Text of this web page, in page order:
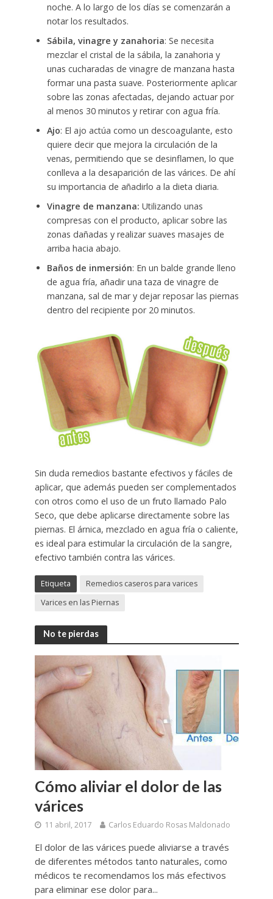
noche. A lo largo de los días se comenzarán a
notar los resultados.
Sábila, vinagre y zanahoria: Se necesita
mezclar el cristal de la sábila, la zanahoria y
unas cucharadas de vinagre de manzana hasta
formar una pasta suave. Posteriormente aplicar
sobre las zonas afectadas, dejando actuar por
al menos 30 minutos y retirar con agua fría.
Ajo: El ajo actúa como un descoagulante, esto
quiere decir que mejora la circulación de la
venas, permitiendo que se desinflamen, lo que
conlleva a la desaparición de las várices. De ahí
su importancia de añadirlo a la dieta diaria.
Vinagre de manzana: Utilizando unas
compresas con el producto, aplicar sobre las
zonas dañadas y realizar suaves masajes de
arriba hacia abajo.
Baños de inmersión: En un balde grande lleno
de agua fría, añadir una taza de vinagre de
manzana, sal de mar y dejar reposar las piernas
dentro del recipiente por 20 minutos.
Sin duda remedios bastante efectivos y fáciles de
aplicar, que además pueden ser complementados
con otros como el uso de un fruto llamado Palo
Seco, que debe aplicarse directamente sobre las
piernas. El árnica, mezclado en agua fría o caliente,
es ideal para estimular la circulación de la sangre,
efectivo también contra las várices.
Etiqueta
Remedios caseros para varices
Varices en las Piernas
No te pierdas
Cómo aliviar el dolor de las
várices
11 abril, 2017 Carlos Eduardo Rosas Maldonado
El dolor de las várices puede aliviarse a través
de diferentes métodos tanto naturales, como
médicos te recomendamos los más efectivos
para eliminar ese dolor para...